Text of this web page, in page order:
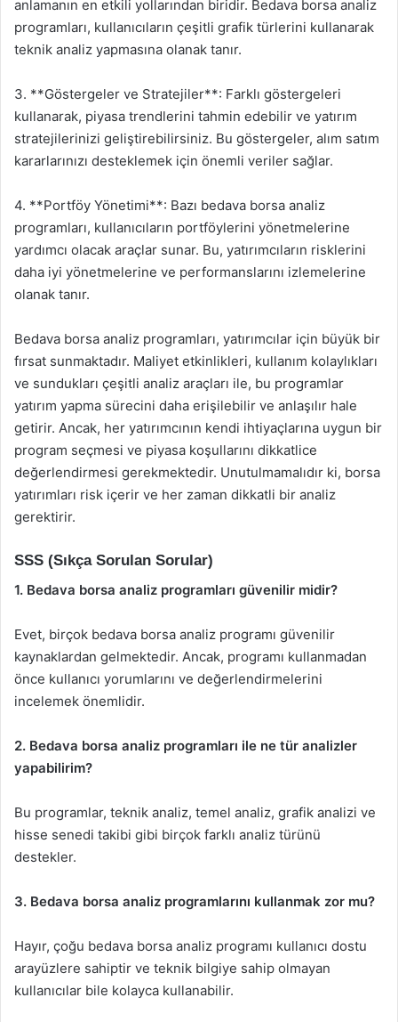
anlamanın en etkili yollarından biridir. Bedava borsa analiz
programları, kullanıcıların çeşitli grafik türlerini kullanarak
teknik analiz yapmasına olanak tanır.
3. **Göstergeler ve Stratejiler**: Farklı göstergeleri
kullanarak, piyasa trendlerini tahmin edebilir ve yatırım
stratejilerinizi geliştirebilirsiniz. Bu göstergeler, alım satım
kararlarınızı desteklemek için önemli veriler sağlar.
4. **Portföy Yönetimi**: Bazı bedava borsa analiz
programları, kullanıcıların portföylerini yönetmelerine
yardımcı olacak araçlar sunar. Bu, yatırımcıların risklerini
daha iyi yönetmelerine ve performanslarını izlemelerine
olanak tanır.
Bedava borsa analiz programları, yatırımcılar için büyük bir
fırsat sunmaktadır. Maliyet etkinlikleri, kullanım kolaylıkları
ve sundukları çeşitli analiz araçları ile, bu programlar
yatırım yapma sürecini daha erişilebilir ve anlaşılır hale
getirir. Ancak, her yatırımcının kendi ihtiyaçlarına uygun bir
program seçmesi ve piyasa koşullarını dikkatlice
değerlendirmesi gerekmektedir. Unutulmamalıdır ki, borsa
yatırımları risk içerir ve her zaman dikkatli bir analiz
gerektirir.
SSS (Sıkça Sorulan Sorular)
1. Bedava borsa analiz programları güvenilir midir?
Evet, birçok bedava borsa analiz programı güvenilir
kaynaklardan gelmektedir. Ancak, programı kullanmadan
önce kullanıcı yorumlarını ve değerlendirmelerini
incelemek önemlidir.
2. Bedava borsa analiz programları ile ne tür analizler
yapabilirim?
Bu programlar, teknik analiz, temel analiz, grafik analizi ve
hisse senedi takibi gibi birçok farklı analiz türünü
destekler.
3. Bedava borsa analiz programlarını kullanmak zor mu?
Hayır, çoğu bedava borsa analiz programı kullanıcı dostu
arayüzlere sahiptir ve teknik bilgiye sahip olmayan
kullanıcılar bile kolayca kullanabilir.